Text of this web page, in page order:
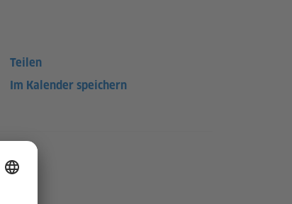
Teilen
Im Kalender speichern